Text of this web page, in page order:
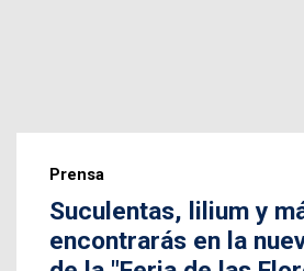
Prensa
Suculentas, lilium y
encontrarás en la